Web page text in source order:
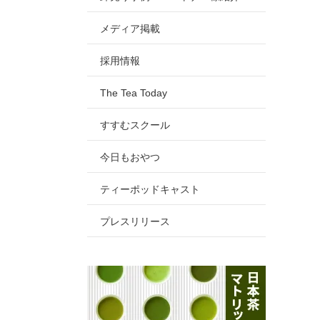
メディア掲載
採用情報
The Tea Today
すすむスクール
今日もおやつ
ティーポッドキャスト
プレスリリース